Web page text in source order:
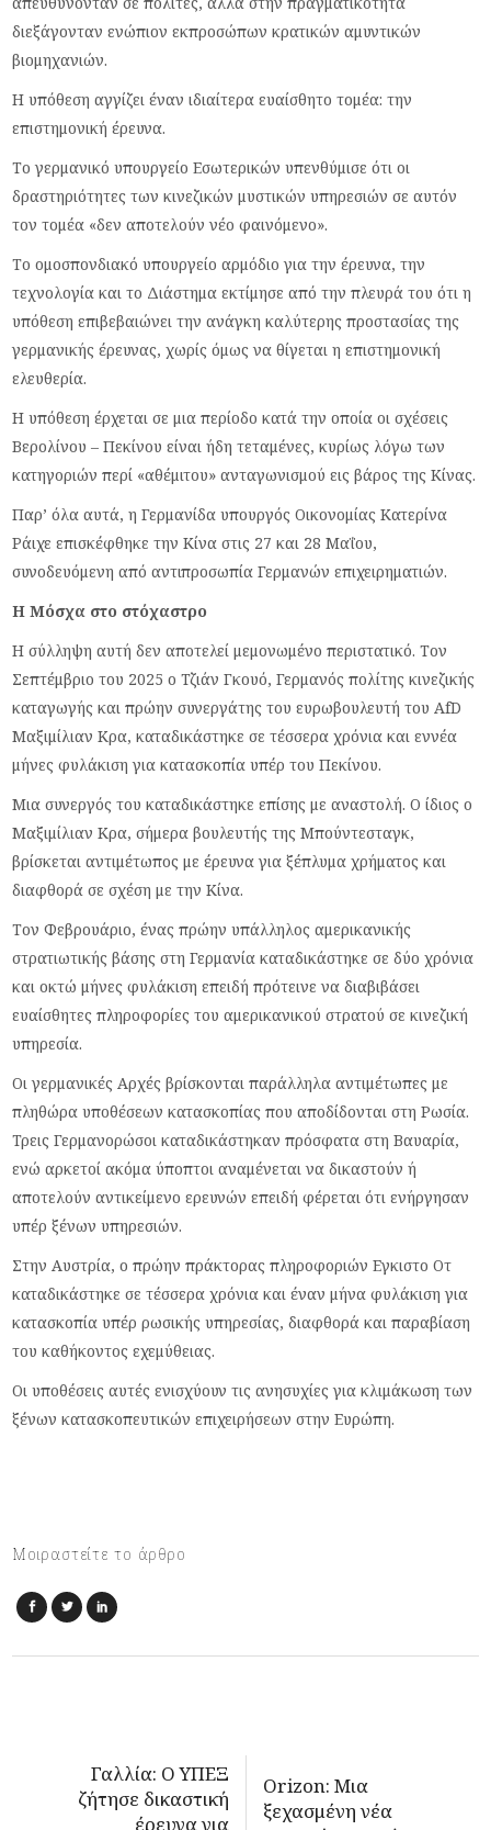
διεξάγονταν ενώπιον εκπροσώπων κρατικών αμυντικών
βιομηχανιών.
Η υπόθεση αγγίζει έναν ιδιαίτερα ευαίσθητο τομέα: την
επιστημονική έρευνα.
Το γερμανικό υπουργείο Εσωτερικών υπενθύμισε ότι οι
δραστηριότητες των κινεζικών μυστικών υπηρεσιών σε αυτόν
τον τομέα «δεν αποτελούν νέο φαινόμενο».
Το ομοσπονδιακό υπουργείο αρμόδιο για την έρευνα, την
τεχνολογία και το Διάστημα εκτίμησε από την πλευρά του ότι η
υπόθεση επιβεβαιώνει την ανάγκη καλύτερης προστασίας της
γερμανικής έρευνας, χωρίς όμως να θίγεται η επιστημονική
ελευθερία.
Η υπόθεση έρχεται σε μια περίοδο κατά την οποία οι σχέσεις
Βερολίνου – Πεκίνου είναι ήδη τεταμένες, κυρίως λόγω των
κατηγοριών περί «αθέμιτου» ανταγωνισμού εις βάρος της Κίνας.
Παρ’ όλα αυτά, η Γερμανίδα υπουργός Οικονομίας Κατερίνα
Ράιχε επισκέφθηκε την Κίνα στις 27 και 28 Μαΐου,
συνοδευόμενη από αντιπροσωπία Γερμανών επιχειρηματιών.
Η Μόσχα στο στόχαστρο
Η σύλληψη αυτή δεν αποτελεί μεμονωμένο περιστατικό. Τον
Σεπτέμβριο του 2025 ο Τζιάν Γκουό, Γερμανός πολίτης κινεζικής
καταγωγής και πρώην συνεργάτης του ευρωβουλευτή του AfD
Μαξιμίλιαν Κρα, καταδικάστηκε σε τέσσερα χρόνια και εννέα
μήνες φυλάκιση για κατασκοπία υπέρ του Πεκίνου.
Μια συνεργός του καταδικάστηκε επίσης με αναστολή. Ο ίδιος ο
Μαξιμίλιαν Κρα, σήμερα βουλευτής της Μπούντεσταγκ,
βρίσκεται αντιμέτωπος με έρευνα για ξέπλυμα χρήματος και
διαφθορά σε σχέση με την Κίνα.
Τον Φεβρουάριο, ένας πρώην υπάλληλος αμερικανικής
στρατιωτικής βάσης στη Γερμανία καταδικάστηκε σε δύο χρόνια
και οκτώ μήνες φυλάκιση επειδή πρότεινε να διαβιβάσει
ευαίσθητες πληροφορίες του αμερικανικού στρατού σε κινεζική
υπηρεσία.
Οι γερμανικές Αρχές βρίσκονται παράλληλα αντιμέτωπες με
πληθώρα υποθέσεων κατασκοπίας που αποδίδονται στη Ρωσία.
Τρεις Γερμανορώσοι καταδικάστηκαν πρόσφατα στη Βαυαρία,
ενώ αρκετοί ακόμα ύποπτοι αναμένεται να δικαστούν ή
αποτελούν αντικείμενο ερευνών επειδή φέρεται ότι ενήργησαν
υπέρ ξένων υπηρεσιών.
Στην Αυστρία, ο πρώην πράκτορας πληροφοριών Εγκιστο Οτ
καταδικάστηκε σε τέσσερα χρόνια και έναν μήνα φυλάκιση για
κατασκοπία υπέρ ρωσικής υπηρεσίας, διαφθορά και παραβίαση
του καθήκοντος εχεμύθειας.
Οι υποθέσεις αυτές ενισχύουν τις ανησυχίες για κλιμάκωση των
ξένων κατασκοπευτικών επιχειρήσεων στην Ευρώπη.
Μοιραστείτε το άρθρο
Γαλλία: Ο ΥΠΕΞ
ζήτησε δικαστική
έρευνα για
Orizon: Μια
ξεχασμένη νέα